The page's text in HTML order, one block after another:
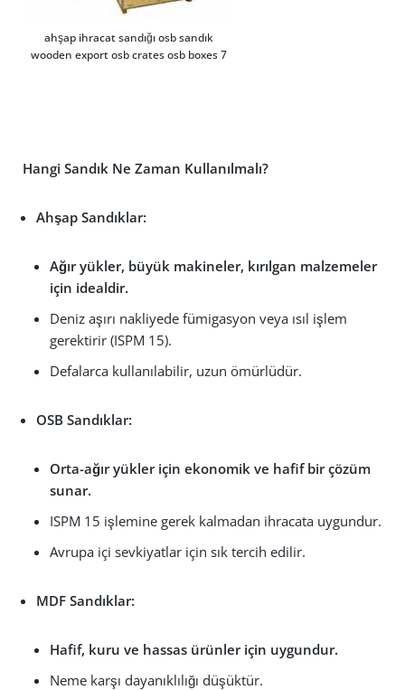
ahşap ihracat sandığı osb sandık
wooden export osb crates osb boxes 7
Hangi Sandık Ne Zaman Kullanılmalı?
Ahşap Sandıklar:
Ağır yükler, büyük makineler, kırılgan malzemeler
için idealdir.
Deniz aşırı nakliyede fümigasyon veya ısıl işlem
gerektirir (ISPM 15).
Defalarca kullanılabilir, uzun ömürlüdür.
OSB Sandıklar:
Orta-ağır yükler için ekonomik ve hafif bir çözüm
sunar.
ISPM 15 işlemine gerek kalmadan ihracata uygundur.
Avrupa içi sevkiyatlar için sık tercih edilir.
MDF Sandıklar:
Hafif, kuru ve hassas ürünler için uygundur.
Neme karşı dayanıklılığı düşüktür.